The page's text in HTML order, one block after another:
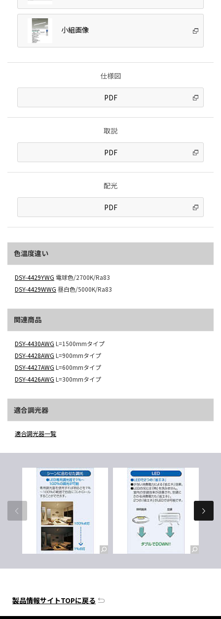
小組画像
仕様図
PDF
取説
PDF
配光
PDF
色温度違い
DSY-4429YWG 電球色/2700K/Ra83
DSY-4429WWG 昼白色/5000K/Ra83
関連商品
DSY-4430AWG L=1500mmタイプ
DSY-4428AWG L=900mmタイプ
DSY-4427AWG L=600mmタイプ
DSY-4426AWG L=300mmタイプ
適合調光器
適合調光器一覧
製品情報サイトTOPに戻る